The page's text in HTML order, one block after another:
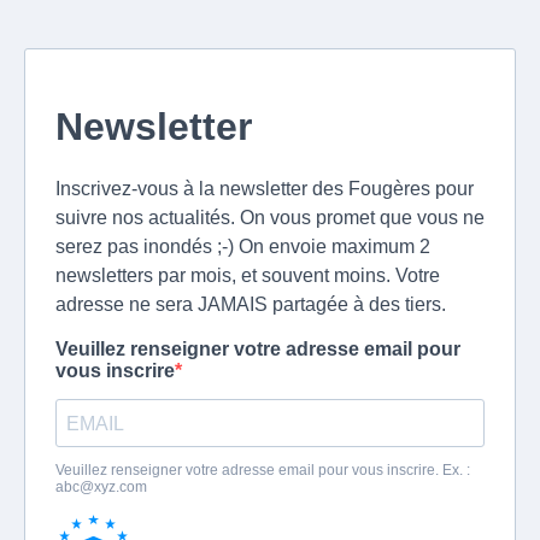
Newsletter
Inscrivez-vous à la newsletter des Fougères pour
suivre nos actualités. On vous promet que vous ne
serez pas inondés ;-) On envoie maximum 2
newsletters par mois, et souvent moins. Votre
adresse ne sera JAMAIS partagée à des tiers.
Veuillez renseigner votre adresse email pour
vous inscrire
Veuillez renseigner votre adresse email pour vous inscrire. Ex. :
abc@xyz.com